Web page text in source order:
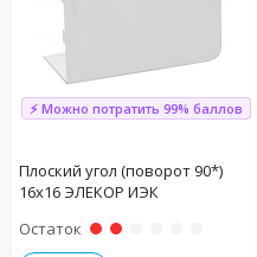
⚡ Можно потратить 99% баллов
Плоский угол (поворот 90*)
16х16 ЭЛЕКОР ИЭК
Остаток